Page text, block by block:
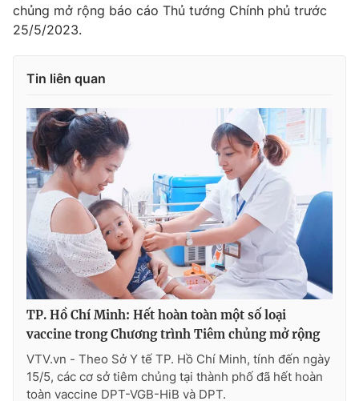
Liên hệ tòa soạn
THỜI BÁO VTV
Theo dõi báo trên
Cơ quan chủ quản:Đài Truyền hình Việt Nam
Cơ quan báo chí:Thời báo VTV
Giấy phép hoạt động báo in và báo điện tử số 483/GP-BTTTT
cấp ngày 29/12/2023
Tổng Biên tập:
Vũ Thanh Thủy
Nguyễn Trọng Ninh
Tổng đài VTV: 024.38 355 931 - 024.38 355 932
chủng mở rộng báo cáo Thủ tướng Chính phủ trước
25/5/2023.
Tin liên quan
TP. Hồ Chí Minh: Hết hoàn toàn một số loại
vaccine trong Chương trình Tiêm chủng mở rộng
VTV.vn - Theo Sở Y tế TP. Hồ Chí Minh, tính đến ngày
15/5, các cơ sở tiêm chủng tại thành phố đã hết hoàn
toàn vaccine DPT-VGB-HiB và DPT.